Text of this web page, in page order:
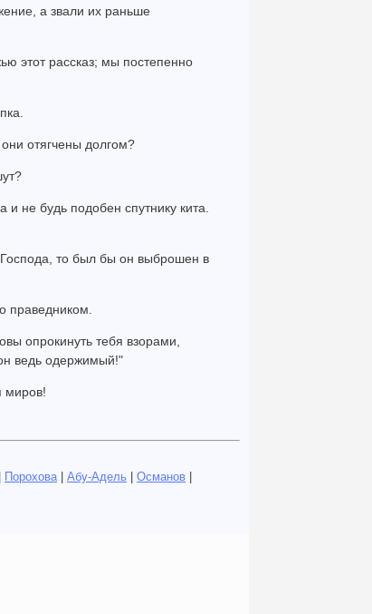
а звали их раньше
этот рассказ; мы постепенно
отягчены долгом?
не будь подобен спутнику кита.
то был бы он выброшен в
праведником.
опрокинуть тебя взорами,
ведь одержимый!"
миров!
Порохова| Абу-Адель Османов